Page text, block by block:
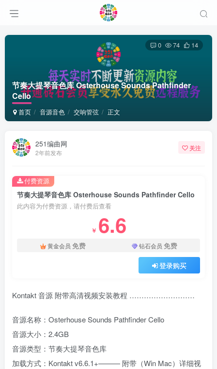
节奏大提琴音色库 Osterhouse Sounds Pathfinder
Cello
首页 音源音色 交响管弦 正文
0 74 14
251编曲网
2年前发布
关注
节奏大提琴音色库 Osterhouse Sounds Pathfinder Cello
此内容为付费资源，请付费后查看
￥ 6.6
黄金会员 免费 钻石会员 免费
登录购买
付费资源
Kontakt 音源 附带高清视频安装教程 ………………………
音源名称：Osterhouse Sounds Pathfinder Cello
音源大小：2.4GB
音源类型：节奏大提琴音色库
加载方式：Kontakt v6.6.1+——— 附带（Win Mac）详细视